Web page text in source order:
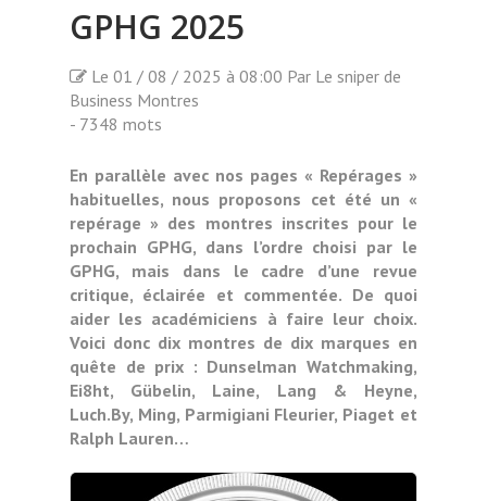
GPHG 2025
Le 01 / 08 / 2025 à 08:00 Par Le sniper de
Business Montres
- 7348 mots
En parallèle avec nos pages « Repérages »
habituelles, nous proposons cet été un «
repérage » des montres inscrites pour le
prochain GPHG, dans l’ordre choisi par le
GPHG, mais dans le cadre d’une revue
critique, éclairée et commentée. De quoi
aider les académiciens à faire leur choix.
Voici donc dix montres de dix marques en
quête de prix : Dunselman Watchmaking,
Ei8ht, Gübelin, Laine, Lang & Heyne,
Luch.By, Ming, Parmigiani Fleurier, Piaget et
Ralph Lauren…